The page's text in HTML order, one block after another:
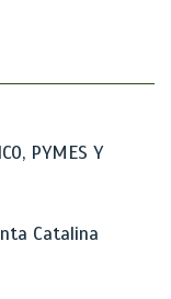
PYMES Y
Catalina